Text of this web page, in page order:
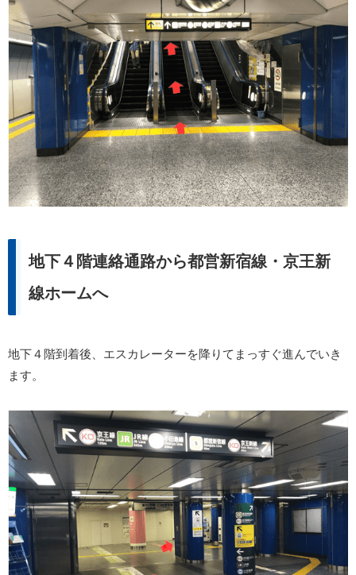
地下４階連絡通路から都営新宿線・京王新
線ホームへ
地下４階到着後、エスカレーターを降りてまっすぐ進んでいき
ます。